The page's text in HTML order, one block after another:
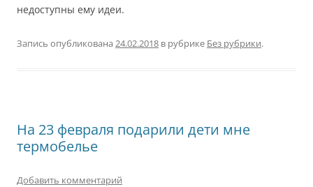
недоступны ему идеи.
Запись опубликована 24.02.2018 в рубрике Без рубрики.
На 23 февраля подарили дети мне
термобелье
Добавить комментарий